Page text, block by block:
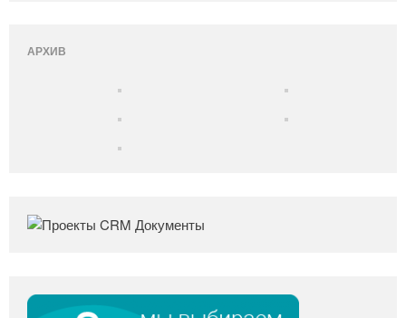
АРХИВ